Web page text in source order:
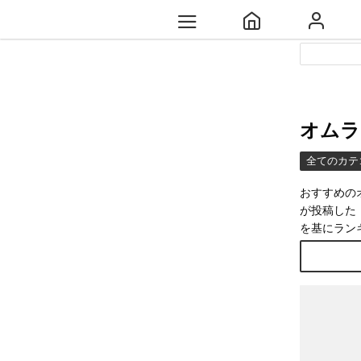
オム
全てのカテ
おすすめの
が投稿した
を基にラン